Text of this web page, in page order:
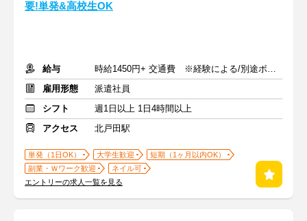
要!単発&高校生OK
給与
時給1450円+ 交通費 ※経験による/別途ボーナス支給あり
雇用形態
派遣社員
シフト
週1日以上 1日4時間以上
アクセス
北戸田駅
単発（1日OK） 大学生歓迎
短期（1ヶ月以内OK）
副業・Ｗワーク歓迎
ネイル可
エントリーの求人一覧を見る